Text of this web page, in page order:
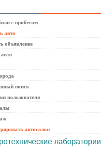
с пробегом
авто
объявление
поиск
пользователя
автосалон
лаборатории